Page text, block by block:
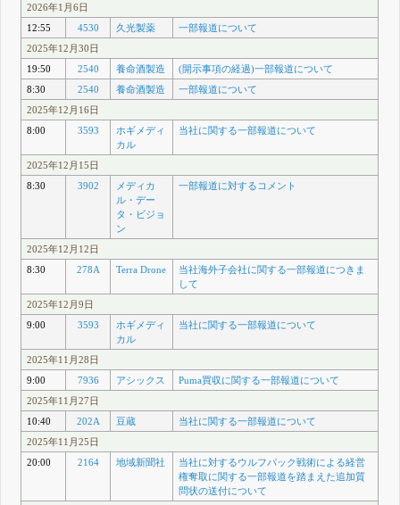
2026年1月6日
12:55
4530 久光製薬
一部報道について
2025年12月30日
19:50
2540 養命酒製造
(開示事項の経過)一部報道について
8:30
2540 養命酒製造
一部報道について
2025年12月16日
8:00
3593
ホギメディ
カル
当社に関する一部報道について
2025年12月15日
8:30
3902
メディカ
ル・デー
タ・ビジョ
ン
一部報道に対するコメント
2025年12月12日
8:30
278A Terra Drone
当社海外子会社に関する一部報道につきま
して
2025年12月9日
9:00
3593
ホギメディ
カル
当社に関する一部報道について
2025年11月28日
9:00
7936 アシックス
Puma買収に関する一部報道について
2025年11月27日
10:40
202A 豆蔵
当社に関する一部報道について
2025年11月25日
20:00
2164 地域新聞社
当社に対するウルフパック戦術による経営
権奪取に関する一部報道を踏まえた追加質
問状の送付について